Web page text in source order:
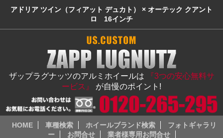
アドリア ツイン（フィアット デュカト） × オーテック クアント
ロ 16インチ
ザップラグナッツのアルミホイールは
『3つの安心無料サ
ービス』 が自慢のポイント!
HOME 車種検索 ホイールブランド検索
フォトギャラリ
ー
お問合せ 業者様専用お問合せ